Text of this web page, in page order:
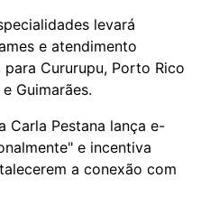
levará
e atendimento
Cururupu, Porto Rico
Guimarães.
Carla Pestana lança e-
e incentiva
a conexão com